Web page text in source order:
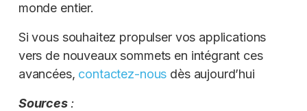
monde entier.
Si vous souhaitez propulser vos applications
vers de nouveaux sommets en intégrant ces
avancées, contactez-nous dès aujourd’hui
Sources :